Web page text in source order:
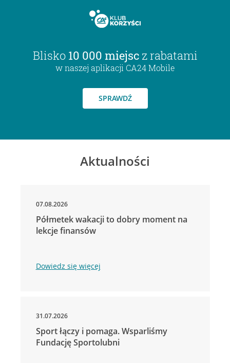
Blisko 10 000 miejsc z rabatami
w naszej aplikacji CA24 Mobile
SPRAWDŹ
Aktualności
07.08.2026
Półmetek wakacji to dobry moment na
lekcje finansów
Dowiedz się więcej
31.07.2026
Sport łączy i pomaga. Wsparliśmy
Fundację Sportolubni